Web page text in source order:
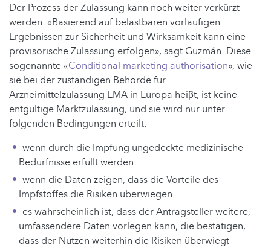
Der Prozess der Zulassung kann noch weiter verkürzt
werden. «Basierend auf belastbaren vorläufigen
Ergebnissen zur Sicherheit und Wirksamkeit kann eine
provisorische Zulassung erfolgen», sagt Guzmán. Diese
sogenannte «Conditional marketing authorisation», wie
sie bei der zuständigen Behörde für
Arzneimittelzulassung EMA in Europa heiβt, ist keine
entgültige Marktzulassung, und sie wird nur unter
folgenden Bedingungen erteilt:
wenn durch die Impfung ungedeckte medizinische
Bedürfnisse erfüllt werden
wenn die Daten zeigen, dass die Vorteile des
Impfstoffes die Risiken überwiegen
es wahrscheinlich ist, dass der Antragsteller weitere,
umfassendere Daten vorlegen kann, die bestätigen,
dass der Nutzen weiterhin die Risiken überwiegt